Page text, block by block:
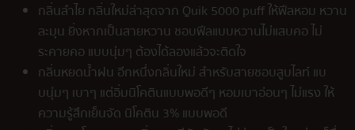
กลิ่นลำไย กลิ่นใหม่ล่าสุดจาก Quik 5000 puff ให้ฟีลหอม หวาน
ละมุน ยิ่งหากเป็นสายหวาน ชอบฟีลแบบหวานไม่แสบคอ ไม่
ระคายคอ แบบนุ่มๆ ต้องได้ลองแล้วจะติดใจ
กลิ่นหยดน้ำฝน อีกหนึ่งกลิ่นใหม่ สำหรับสายชอบสูบไลท์ แบ
บนุ่มๆ เบาๆ แต่อิ่มนิโคตินแบบพอดีๆ หอมเบาอ่อนๆ ไม่แรง ให้
ความรู้สึกเย็นจัด นิโคติน 3% แบบพอดี